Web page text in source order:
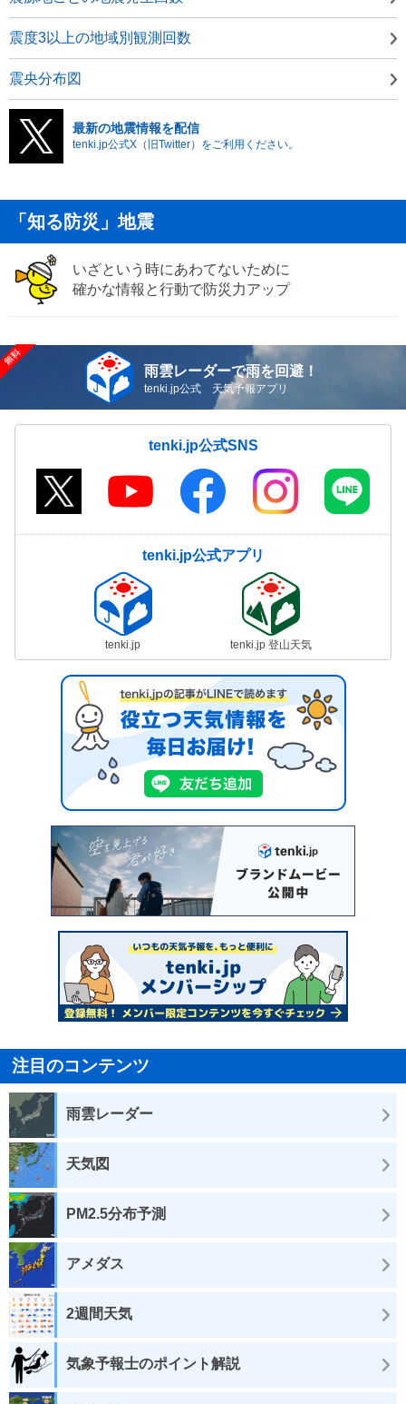
震度3以上の地域別観測回数
震央分布図
最新の地震情報を配信
tenki.jp公式X（旧Twitter）をご利用ください。
「知る防災」地震
いざという時にあわてないために
確かな情報と行動で防災力アップ
雨雲レーダーで雨を回避！
tenki.jp公式 天気予報アプリ
tenki.jp公式SNS
tenki.jp公式アプリ
tenki.jp tenki.jp 登山天気
注目のコンテンツ
雨雲レーダー
天気図
PM2.5分布予測
アメダス
2週間天気
気象予報士のポイント解説